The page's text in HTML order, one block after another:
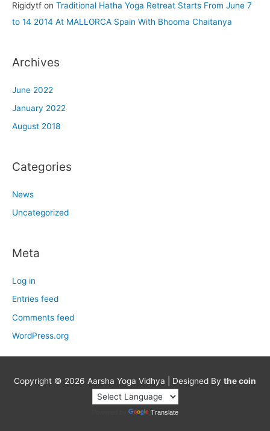
Rigidytf on Traditional Hatha Yoga Retreat Starts From June 7
to 14 2014 At MALLORCA Spain With Bhooma Chaitanya
Archives
June 2022
January 2022
August 2018
Categories
News
Uncategorized
Meta
Log in
Entries feed
Comments feed
WordPress.org
Copyright © 2026 Aarsha Yoga Vidhya | Designed By the coin
Translate